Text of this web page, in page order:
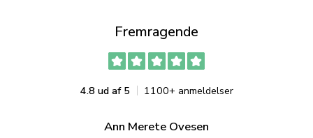
Fremragende
4.8 ud af 5 1100+ anmeldelser
Ann Merete Ovesen